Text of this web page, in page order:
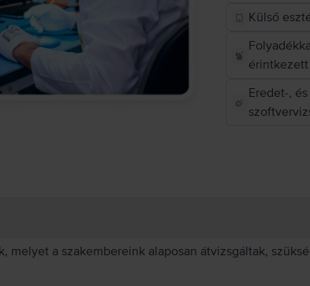
Külső
érintkezett
Eredet-, és
a szakembereink alaposan átvizsgáltak,